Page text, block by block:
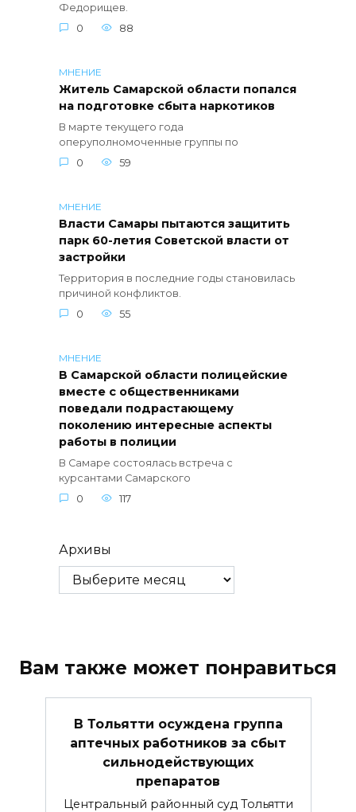
Федорищев.
0
88
МНЕНИЕ
Житель Самарской области попался
на подготовке сбыта наркотиков
В марте текущего года
оперуполномоченные группы по
0
59
МНЕНИЕ
Власти Самары пытаются защитить
парк 60-летия Советской власти от
застройки
Территория в последние годы становилась
причиной конфликтов.
0
55
МНЕНИЕ
В Самарской области полицейские
вместе с общественниками
поведали подрастающему
поколению интересные аспекты
работы в полиции
В Самаре состоялась встреча с
курсантами Самарского
0
117
Архивы
Вам также может понравиться
В Тольятти осуждена группа
аптечных работников за сбыт
сильнодействующих
препаратов
Центральный районный суд Тольятти